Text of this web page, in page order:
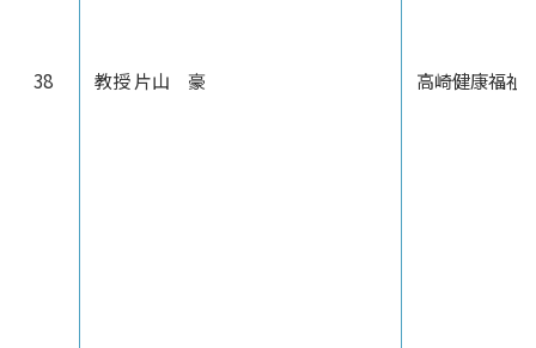
38 教授 片山 豪 高崎健康福祉